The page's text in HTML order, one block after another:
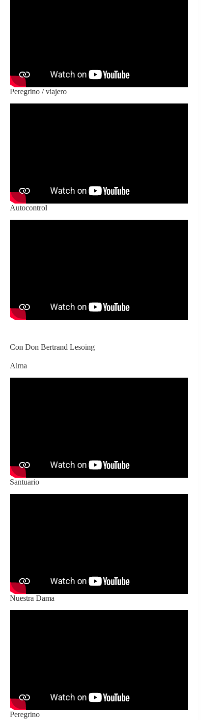
Peregrino / viajero
Autocontrol
Con Don Bertrand Lesoing
Alma
Santuario
Nuestra Dama
Peregrino